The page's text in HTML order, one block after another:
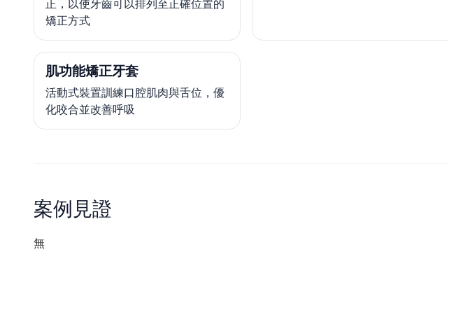
正，以使牙齒可以排列至正確位置的
矯正方式
肌功能矯正牙套
活動式裝置訓練口腔肌肉與舌位，優
化咬合並改善呼吸
案例見證
無